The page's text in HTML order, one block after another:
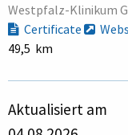
Westpfalz-Klinikum
Certificate
49,5 km
Aktualisiert am